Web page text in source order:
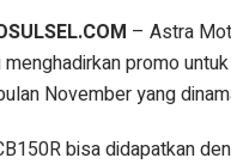
– Astra
promo
November yang
bisa didapatkan